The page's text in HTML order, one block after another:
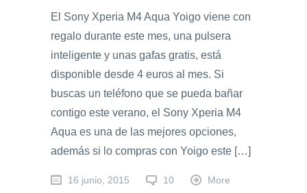
El Sony Xperia M4 Aqua Yoigo viene con
regalo durante este mes, una pulsera
inteligente y unas gafas gratis, está
disponible desde 4 euros al mes. Si
buscas un teléfono que se pueda bañar
contigo este verano, el Sony Xperia M4
Aqua es una de las mejores opciones,
además si lo compras con Yoigo este […]
16 junio, 2015 10 More